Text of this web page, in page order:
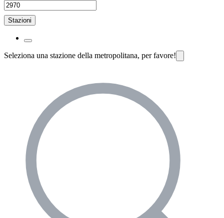
Stazioni
Seleziona una stazione della metropolitana, per favore!